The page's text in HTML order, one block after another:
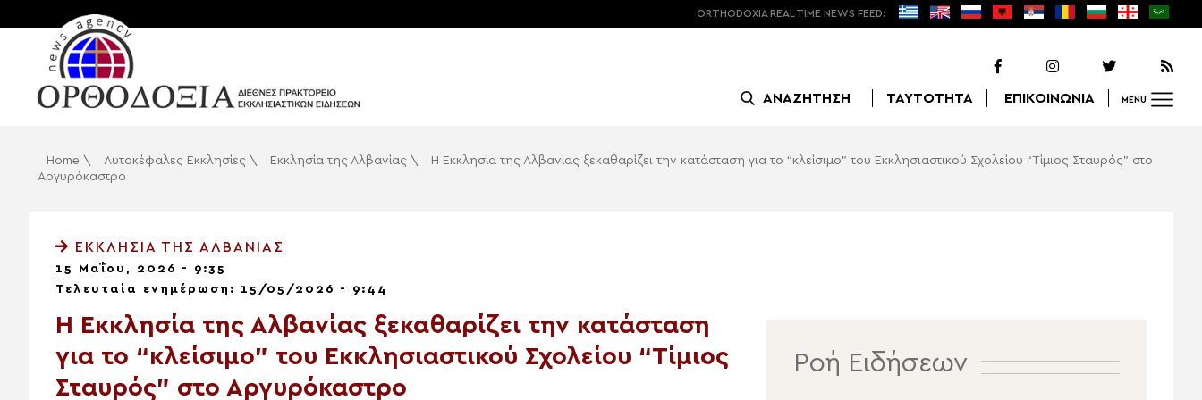
ORTHODOXIA REAL TIME NEWS FEED:
ΑΝΑΖΗΤΗΣΗ ΤΑΥΤΟΤΗΤΑ ΕΠΙΚΟΙΝΩΝΙΑ MENU
Αναζήτηση
Home \ Αυτοκέφαλες Εκκλησίες \ Εκκλησία της Αλβανίας \
Η Εκκλησία της Αλβανίας ξεκαθαρίζει την κατάσταση για το “κλείσιμο” του Εκκλησιαστικού Σχολείου “Τίμιος Σταυρός” στο
Αργυρόκαστρο
ΕΚΚΛΗΣΊΑ ΤΗΣ ΑΛΒΑΝΊΑΣ
15 Μαΐου, 2026 - 9:35
Τελευταία ενημέρωση: 15/05/2026 - 9:44
Η Εκκλησία της Αλβανίας ξεκαθαρίζει την κατάσταση
για το “κλείσιμο” του Εκκλησιαστικού Σχολείου “Τίμιος
Σταυρός” στο Αργυρόκαστρο
Ροή Ειδήσεων